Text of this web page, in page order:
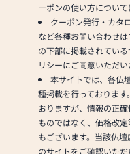
ーポンの使い方について
クーポン発行・カタ
など各種お問い合わせ
の下部に掲載されてい
リシーにご同意いただ
本サイトでは、各仏
種掲載を行っておりま
おりますが、情報の正
ものではなく、価格改
もございます。当該仏
のサイトをご確認いた